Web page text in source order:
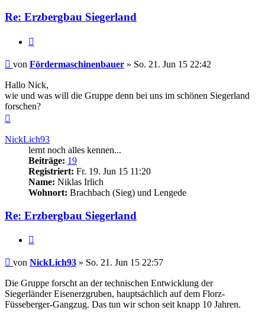
Re: Erzbergbau Siegerland
Beitrag
von Fördermaschinenbauer » So. 21. Jun 15 22:42
Hallo Nick,
wie und was will die Gruppe denn bei uns im schönen Siegerland
forschen?
NickLich93
lernt noch alles kennen...
Beiträge: 19
Registriert: Fr. 19. Jun 15 11:20
Name: Niklas Irlich
Wohnort: Brachbach (Sieg) und Lengede
Re: Erzbergbau Siegerland
Beitrag
von NickLich93 » So. 21. Jun 15 22:57
Die Gruppe forscht an der technischen Entwicklung der
Siegerländer Eisenerzgruben, hauptsächlich auf dem Florz-
Füsseberger-Gangzug. Das tun wir schon seit knapp 10 Jahren.